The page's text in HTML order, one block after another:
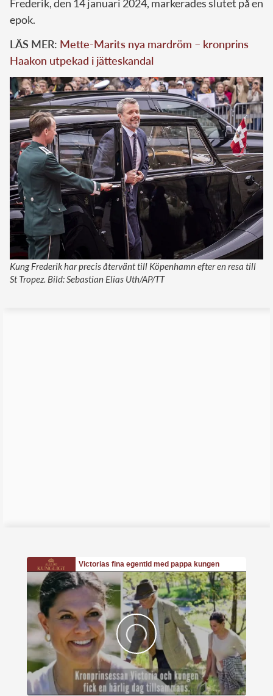
Frederik, den 14 januari 2024, markerades slutet på en
epok.
LÄS MER: Mette-Marits nya mardröm – kronprins
Haakon utpekad i jätteskandal
Kung Frederik har precis återvänt till Köpenhamn efter en resa till
St Tropez. Bild: Sebastian Elias Uth/AP/TT